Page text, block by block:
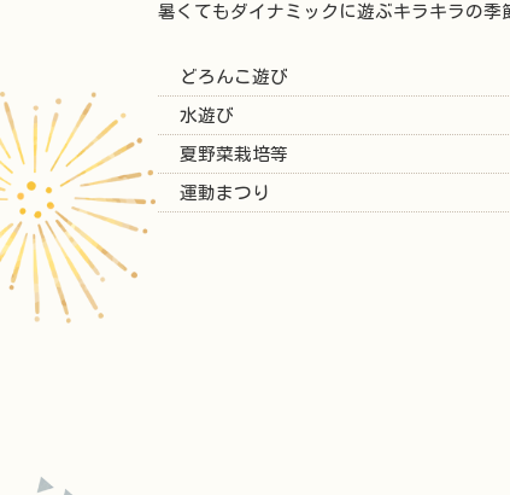
暑くてもダイナミックに遊ぶキラキラの季
どろんこ遊び
水遊び
夏野菜栽培等
運動まつり